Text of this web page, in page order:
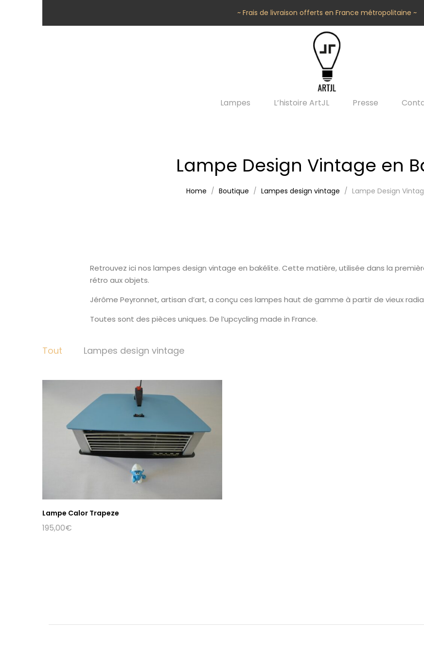
~ Frais de livraison offerts en France métropolitaine ~
Lampes L’histoire ArtJL Presse
Lampe Design Vintage en
Home Boutique Lampes design vintage Lampe Design
Retrouvez ici nos lampes design vintage en bakélite. Cette matière, utilisée dans la
rétro aux objets.
Jérôme Peyronnet, artisan d’art, a conçu ces lampes haut de gamme à partir de vieux
Toutes sont des pièces uniques. De l’upcycling made in France.
Tout Lampes design vintage
Lampe Calor Trapeze
195,00€